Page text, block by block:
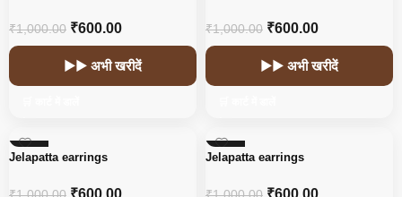
₹1,000.00 ₹600.00
▶▶ अभी खरीदें
₹1,000.00 ₹600.00
▶▶ अभी खरीदें
-40%
Jelapatta earrings
-40%
Jelapatta earrings